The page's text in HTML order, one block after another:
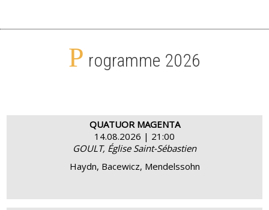
P rogramme 2026
QUATUOR MAGENTA
14.08.2026 | 21:00
GOULT, Église Saint-Sébastien
Haydn, Bacewicz, Mendelssohn